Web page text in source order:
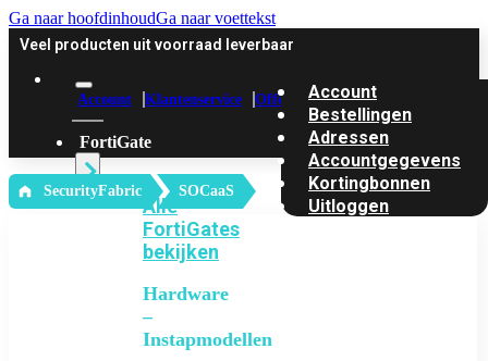
Ga naar hoofdinhoudGa naar voettekst
Veel producten uit voorraad leverbaar
Account Klantenservice Offerte
FortiGate
Alle
FortiGates
bekijken
Hardware
–
Instapmodellen
Account
Bestellingen
Adressen
Accountgegevens
Kortingbonnen
Uitloggen
‎ SecurityFabric SOCaaS